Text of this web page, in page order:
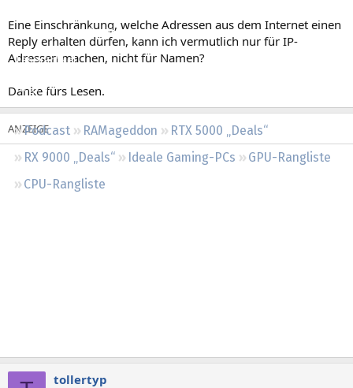
Neueste Aktivitäten
Leserartikel
Regeln
Podcast RAMageddon
RTX 5000 „Deals“
RX 9000 „Deals“
Ideale Gaming-PCs
GPU-Rangliste
CPU-Rangliste
Eine Einschränkung, welche Adressen aus dem Internet einen
Reply erhalten dürfen, kann ich vermutlich nur für IP-
Adressen machen, nicht für Namen?
Danke fürs Lesen.
tollertyp